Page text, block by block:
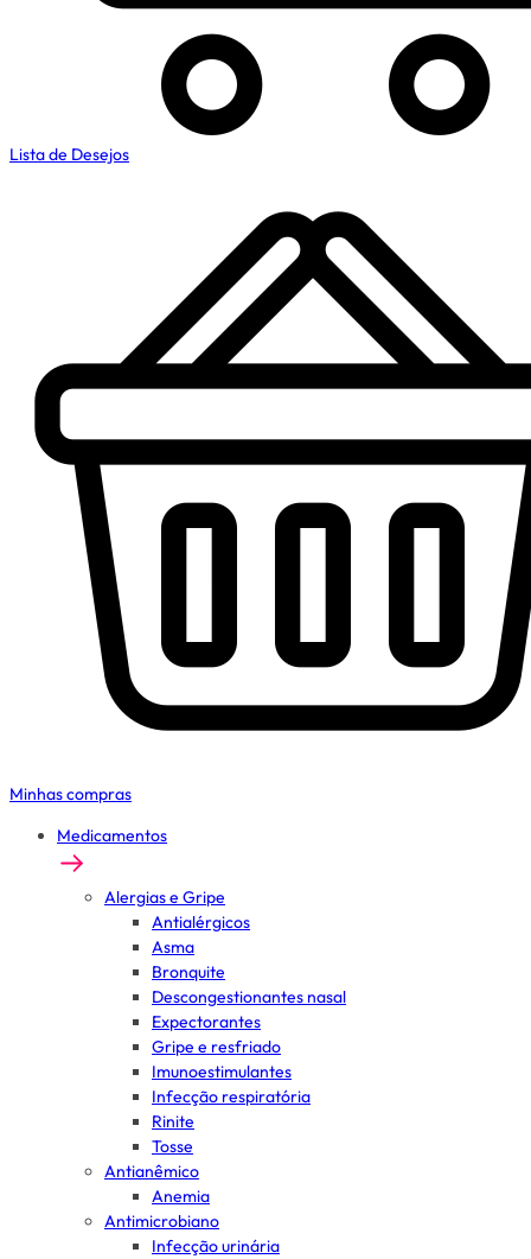
Lista de Desejos
Minhas compras
Medicamentos
Alergias e Gripe
Antialérgicos
Asma
Bronquite
Descongestionantes nasal
Expectorantes
Gripe e resfriado
Imunoestimulantes
Infecção respiratória
Rinite
Tosse
Antianêmico
Anemia
Antimicrobiano
Infecção urinária